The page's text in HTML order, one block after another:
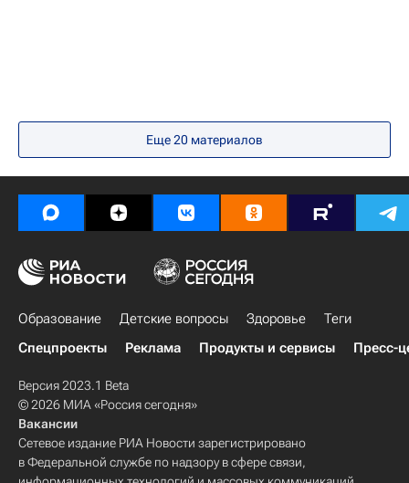
Еще 20 материалов
Образование Детские вопросы Здоровье
Теги
Спецпроекты
Реклама Продукты и сервисы Пресс-
Версия 2023.1 Beta
© 2026 МИА «Россия сегодня»
Вакансии
Сетевое издание РИА Новости зарегистрировано
в Федеральной службе по надзору в сфере связи,